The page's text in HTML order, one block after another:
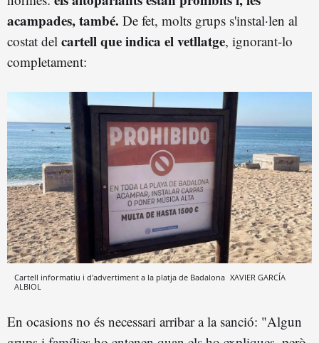
acampades, també. De fet, molts grups s'instal·len al
costat del cartell que indica el vetllatge, ignorant-lo
completament:
Cartell informatiu i d'advertiment a la platja de Badalona XAVIER GARCÍA
ALBIOL
En ocasions no és necessari arribar a la sanció: "Algun